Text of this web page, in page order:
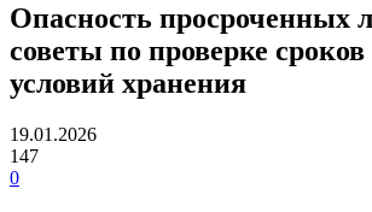
Опасность просроченных
советы по проверке сроков
условий хранения
19.01.2026
147
0